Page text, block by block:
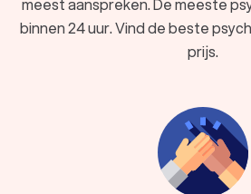
Trustlocal voor het vinden
psychologische hulp
Met Trustlocal vindt en vergelijkt u
score van 8.6. Wij bieden een lijst van
psychologen in Leopoldsburg die
specifieke criteria. Gebruik onze
match te vinden voor wat u
een psycholoog in Leopoldsburg die
meest aanspreken. De meeste
binnen 24 uur. Vind de beste
prijs.